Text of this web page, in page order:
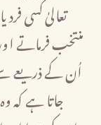
تعالیٰ کسی
منتخب فرماتے
اُن کے ذریعے سے
جاتا ہے کہ